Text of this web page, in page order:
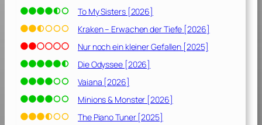
To My Sisters [2026]
Kraken – Erwachen der Tiefe [2026]
Nur noch ein kleiner Gefallen [2025]
Die Odyssee [2026]
Vaiana [2026]
Minions & Monster [2026]
The Piano Tuner [2025]